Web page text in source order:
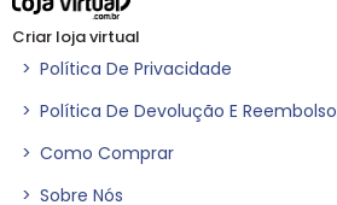
Criar loja virtual
> Política De Privacidade
> Política De Devolução E Reembolso
> Como Comprar
> Sobre Nós